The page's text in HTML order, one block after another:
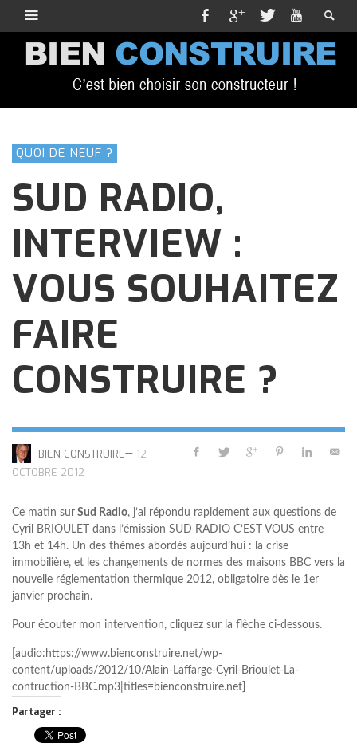
QUOI DE NEUF ?
SUD RADIO,
INTERVIEW :
VOUS SOUHAITEZ
FAIRE
CONSTRUIRE ?
BIEN CONSTRUIRE— 12
OCTOBRE 2012
Ce matin sur Sud Radio, j’ai répondu rapidement aux questions de
Cyril BRIOULET dans l’émission SUD RADIO C’EST VOUS entre
13h et 14h. Un des thèmes abordés aujourd’hui : la crise
immobilière, et les changements de normes des maisons BBC vers la
nouvelle réglementation thermique 2012, obligatoire dès le 1er
janvier prochain.
Pour écouter mon intervention, cliquez sur la flèche ci-dessous.
[audio:https://www.bienconstruire.net/wp-
content/uploads/2012/10/Alain-Laffarge-Cyril-Brioulet-La-
contruction-BBC.mp3|titles=bienconstruire.net]
Partager :